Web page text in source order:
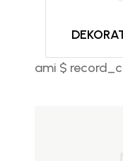
ami $